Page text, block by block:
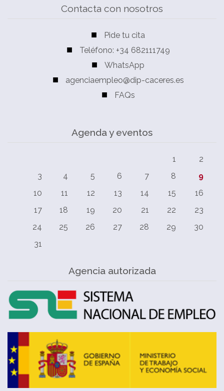
Contacta con nosotros
Pide tu cita
Teléfono: +34 682111749
WhatsApp
agenciaempleo@dip-caceres.es
FAQs
Agenda y eventos
1
2
3
4 5 6 7 8
9
10
11 12 13 14 15
16
17
18 19 20 21 22
23
24
25 26 27 28 29
30
31
Agencia autorizada